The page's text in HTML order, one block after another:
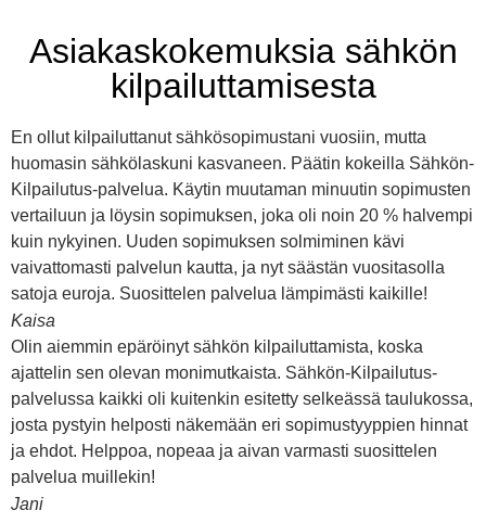
Asiakaskokemuksia sähkön
kilpailuttamisesta
En ollut kilpailuttanut sähkösopimustani vuosiin, mutta
huomasin sähkölaskuni kasvaneen. Päätin kokeilla Sähkön-
Kilpailutus-palvelua. Käytin muutaman minuutin sopimusten
vertailuun ja löysin sopimuksen, joka oli noin 20 % halvempi
kuin nykyinen. Uuden sopimuksen solmiminen kävi
vaivattomasti palvelun kautta, ja nyt säästän vuositasolla
satoja euroja. Suosittelen palvelua lämpimästi kaikille!
Kaisa
Olin aiemmin epäröinyt sähkön kilpailuttamista, koska
ajattelin sen olevan monimutkaista. Sähkön-Kilpailutus-
palvelussa kaikki oli kuitenkin esitetty selkeässä taulukossa,
josta pystyin helposti näkemään eri sopimustyyppien hinnat
ja ehdot. Helppoa, nopeaa ja aivan varmasti suosittelen
palvelua muillekin!
Jani